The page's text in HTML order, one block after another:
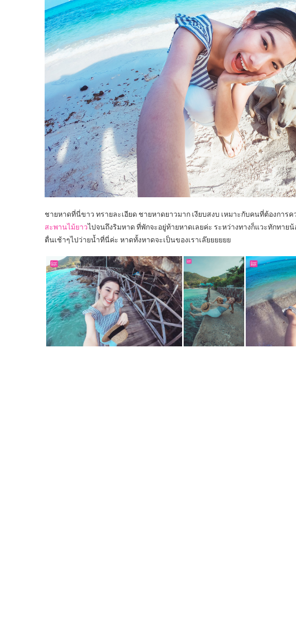
ชายหาดที่นี่ขาว ทรายละเอียด ชายหาดยาวมาก เงียบสงบ เหมาะกับคนที่ต้องการค
สะพานไม้ยาวไปจนถึงริมหาด ที่พักจะอยู่ท้ายหาดเลยค่ะ ระหว่างทางก็แวะทักทาย
ตื่นเช้าๆไปว่ายน้ำที่นี่ค่ะ หาดทั้งหาดจะเป็นของเราเล๊ยยยยยย